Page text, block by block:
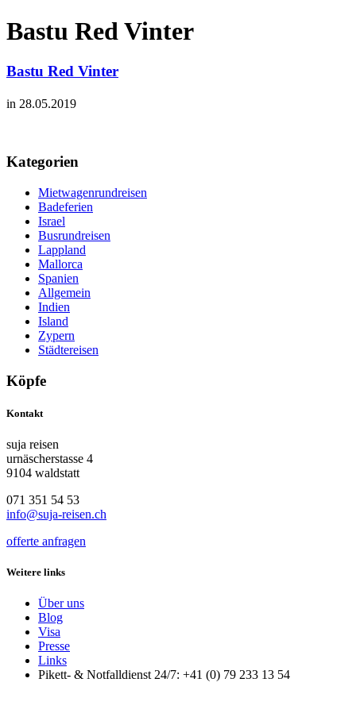
Bastu Red Vinter
Bastu Red Vinter
in 28.05.2019
Kategorien
Mietwagenrundreisen
Badeferien
Israel
Busrundreisen
Lappland
Mallorca
Spanien
Allgemein
Indien
Island
Zypern
Städtereisen
Köpfe
Kontakt
suja reisen
urnäscherstasse 4
9104 waldstatt
071 351 54 53
info@suja-reisen.ch
offerte anfragen
Weitere links
Über uns
Blog
Visa
Presse
Links
Pikett- & Notfalldienst 24/7: +41 (0) 79 233 13 54